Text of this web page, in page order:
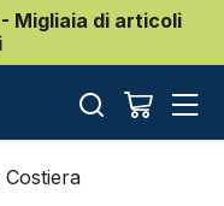
Migliaia di articoli